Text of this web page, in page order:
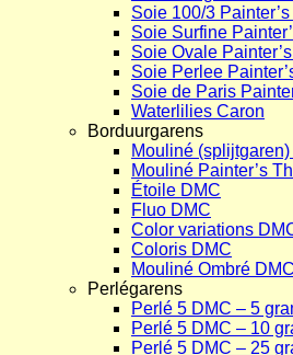
Soie 100/3
Soie Surfine
Soie Ovale
Soie Perlee
Soie de Paris
Waterlilies Caron
Borduurgarens
Mouliné (splijtgaren)
Mouliné Painter’s
Étoile DMC
Fluo DMC
Color variations
Coloris DMC
Mouliné Ombré DMC
Perlégarens
Perlé 5 DMC – 5
Perlé 5 DMC – 10
Perlé 5 DMC – 25